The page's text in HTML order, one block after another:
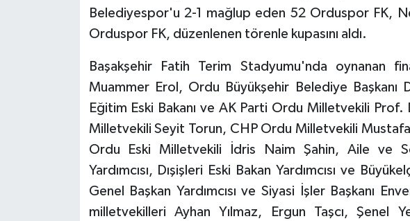
Belediyespor'u 2-1 mağlup eden 52 Orduspor FK,
Orduspor FK, düzenlenen törenle kupasını aldı.
Başakşehir Fatih Terim Stadyumu'nda oynanan
Muammer Erol, Ordu Büyükşehir Belediye
Eğitim Eski Bakanı ve AK Parti Ordu Milletvekili
Milletvekili Seyit Torun, CHP Ordu Milletvekili Mustafa
Ordu Eski Milletvekili İdris Naim Şahin, Aile ve
Yardımcısı, Dışişleri Eski Bakan Yardımcısı ve
Genel Başkan Yardımcısı ve Siyasi İşler Başkanı
milletvekilleri Ayhan Yılmaz, Ergun Taşcı, Şenel
TEKNOLOJİ